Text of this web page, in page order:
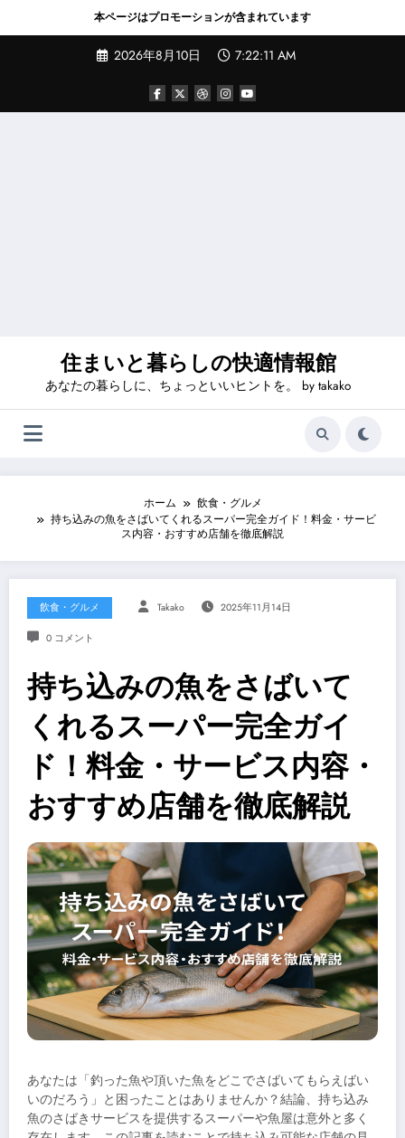
本ページはプロモーションが含まれています
ツ
2026年8月10日 7:22:13 AM
住まいと暮らしの快適情報館
あなたの暮らしに、ちょっといいヒントを。 by takako
ホーム
飲食・グルメ
持ち込みの魚をさばいてくれるスーパー完全ガイド！料金・サービ
ス内容・おすすめ店舗を徹底解説
飲食・グルメ Takako 2025年11月14日
0 コメント
持ち込みの魚をさばいて
くれるスーパー完全ガイ
ド！料金・サービス内容・
おすすめ店舗を徹底解説
あなたは「釣った魚や頂いた魚をどこでさばいてもらえばい
いのだろう」と困ったことはありませんか？結論、持ち込み
魚のさばきサービスを提供するスーパーや魚屋は意外と多く